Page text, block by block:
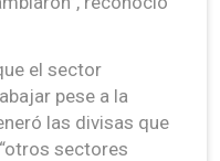
el sector
pese a la
las divisas que
sectores